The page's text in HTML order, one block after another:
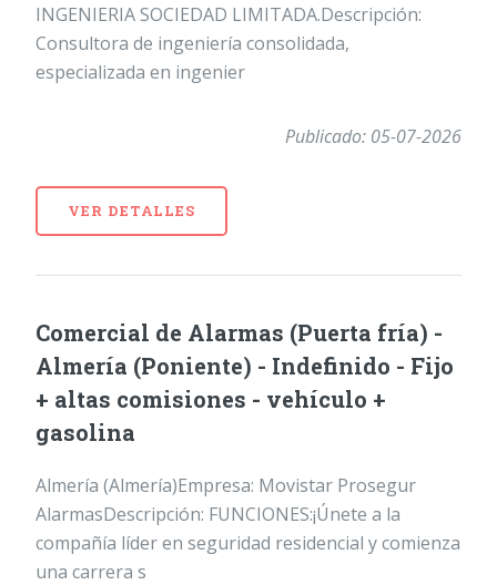
INGENIERIA SOCIEDAD LIMITADA.Descripción:
Consultora de ingeniería consolidada,
especializada en ingenier
Publicado: 05-07-2026
VER DETALLES
Comercial de Alarmas (Puerta fría) -
Almería (Poniente) - Indefinido - Fijo
+ altas comisiones - vehículo +
gasolina
Almería (Almería)Empresa: Movistar Prosegur
AlarmasDescripción: FUNCIONES:¡Únete a la
compañía líder en seguridad residencial y comienza
una carrera s